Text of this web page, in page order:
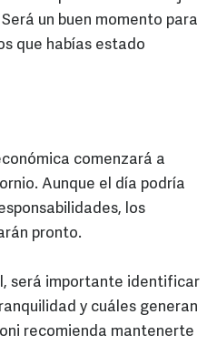
un buen momento para
que habías estado
comenzará a
Aunque el día podría
los
pronto.
será importante identificar
y cuáles generan
recomienda mantenerte